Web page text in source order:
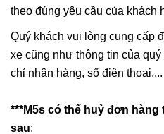
theo đúng yêu cầu của khách
Quý khách vui lòng cung cấp
xe cũng như thông tin của
chỉ nhận hàng, số điện thoại,...
***M5s có thể huỷ đơn
sau: